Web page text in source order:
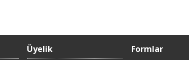
Üyelik Formlar